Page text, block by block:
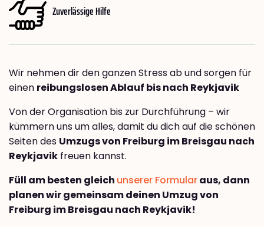
Zuverlässige Hilfe
Wir nehmen dir den ganzen Stress ab und sorgen für
einen reibungslosen Ablauf bis nach Reykjavik
Von der Organisation bis zur Durchführung – wir
kümmern uns um alles, damit du dich auf die schönen
Seiten des Umzugs von Freiburg im Breisgau nach
Reykjavik freuen kannst.
Füll am besten gleich unserer Formularaus, dann
planen wir gemeinsam deinen Umzug von
Freiburg im Breisgau nach Reykjavik!